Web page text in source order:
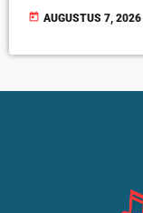
today AUGUSTUS 7, 2026